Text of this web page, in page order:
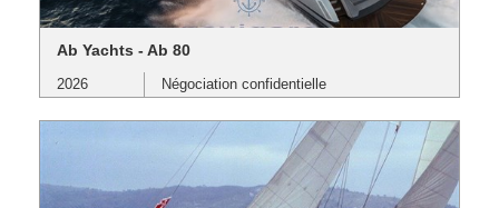
Ab Yachts - Ab 80
2026 Négociation confidentielle